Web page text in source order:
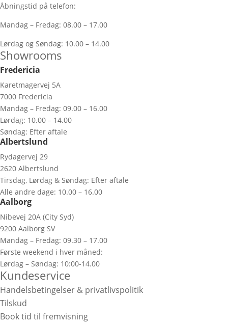
Åbningstid på telefon:
Mandag – Fredag: 08.00 – 17.00
Lørdag og Søndag: 10.00 – 14.00
Showrooms
Fredericia
Karetmagervej 5A
7000 Fredericia
Mandag – Fredag: 09.00 – 16.00
Lørdag: 10.00 – 14.00
Søndag: Efter aftale
Albertslund
Rydagervej 29
2620 Albertslund
Tirsdag, Lørdag & Søndag: Efter aftale
Alle andre dage: 10.00 – 16.00
Aalborg
Nibevej 20A (City Syd)
9200 Aalborg SV
Mandag – Fredag: 09.30 – 17.00
Første weekend i hver måned:
Lørdag – Søndag: 10:00-14.00
Kundeservice
Handelsbetingelser & privatlivspolitik
Tilskud
Book tid til fremvisning